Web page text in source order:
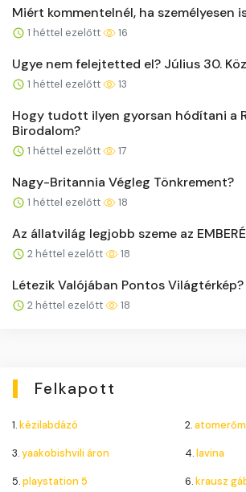
Miért kommentelnél, ha személyesen
1 héttel ezelőtt 16
Ugye nem felejtetted el? Július 30.
1 héttel ezelőtt 13
Hogy tudott ilyen gyorsan hódítani a
Birodalom?
1 héttel ezelőtt 17
Nagy-Britannia Végleg Tönkrement?
1 héttel ezelőtt 18
Az állatvilág legjobb szeme az
2 héttel ezelőtt 18
Létezik Valójában Pontos Világtérkép?
2 héttel ezelőtt 18
Felkapott
1.kézilabdázó 2.
3.yaakobishvili áron 4.lavina
5.playstation 5 6.krausz